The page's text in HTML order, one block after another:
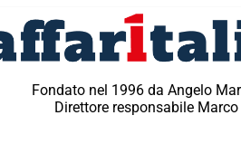
Fondato nel 1996 da Angelo
Direttore responsabile